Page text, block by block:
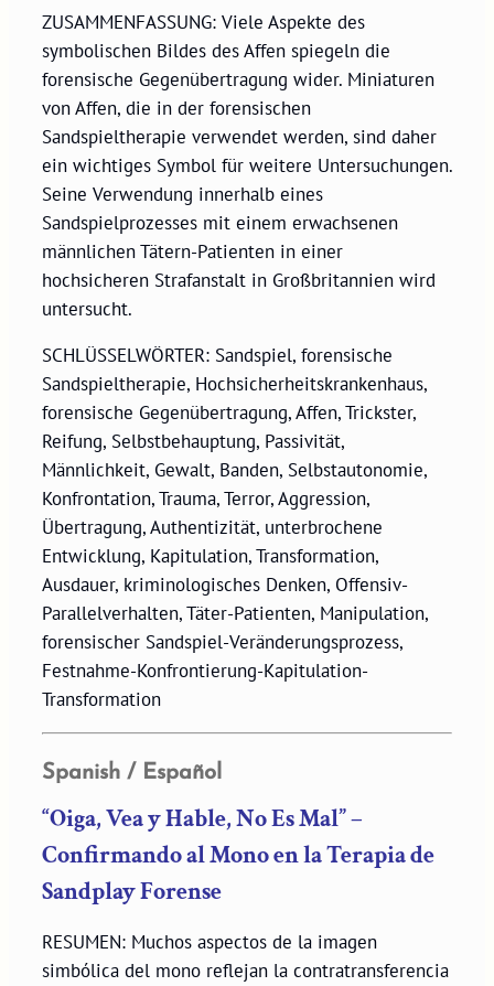
ZUSAMMENFASSUNG: Viele Aspekte des
symbolischen Bildes des Affen spiegeln die
forensische Gegenübertragung wider. Miniaturen
von Affen, die in der forensischen
Sandspieltherapie verwendet werden, sind daher
ein wichtiges Symbol für weitere Untersuchungen.
Seine Verwendung innerhalb eines
Sandspielprozesses mit einem erwachsenen
männlichen Tätern-Patienten in einer
hochsicheren Strafanstalt in Großbritannien wird
untersucht.
SCHLÜSSELWÖRTER: Sandspiel, forensische
Sandspieltherapie, Hochsicherheitskrankenhaus,
forensische Gegenübertragung, Affen, Trickster,
Reifung, Selbstbehauptung, Passivität,
Männlichkeit, Gewalt, Banden, Selbstautonomie,
Konfrontation, Trauma, Terror, Aggression,
Übertragung, Authentizität, unterbrochene
Entwicklung, Kapitulation, Transformation,
Ausdauer, kriminologisches Denken, Offensiv-
Parallelverhalten, Täter-Patienten, Manipulation,
forensischer Sandspiel-Veränderungsprozess,
Festnahme-Konfrontierung-Kapitulation-
Transformation
Spanish / Español
“Oiga, Vea y Hable, No Es Mal” –
Confirmando al Mono en la Terapia de
Sandplay Forense
RESUMEN: Muchos aspectos de la imagen
simbólica del mono reflejan la contratransferencia